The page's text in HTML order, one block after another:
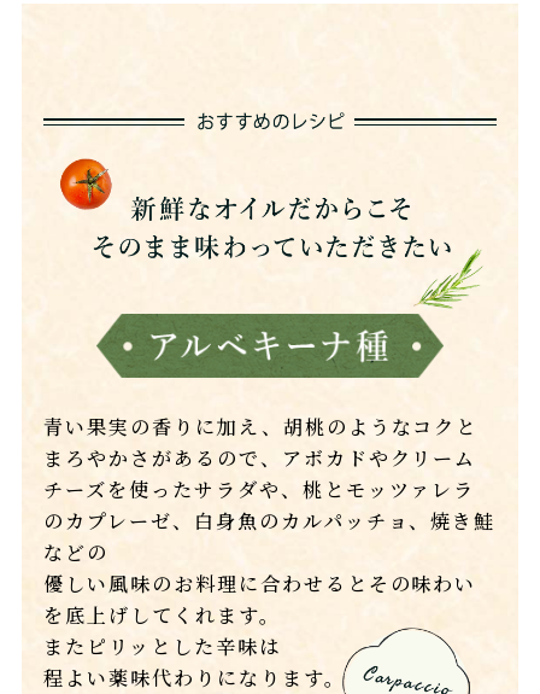
青い果実の香りに加え、胡桃のようなコクと
まろやかさがあるので、アボカドやクリーム
チーズを使ったサラダや、桃とモッツァレラ
のカプレーゼ、白身魚のカルパッチョ、焼き鮭
などの
優しい風味のお料理に合わせるとその味わい
を底上げしてくれます。
またピリッとした辛味は
程よい薬味代わりになります。